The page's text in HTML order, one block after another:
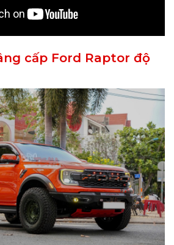
cấp Ford Raptor độ